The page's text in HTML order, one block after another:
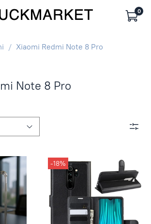
0
Xiaomi Redmi Note 8 Pro
Note 8 Pro
-18%